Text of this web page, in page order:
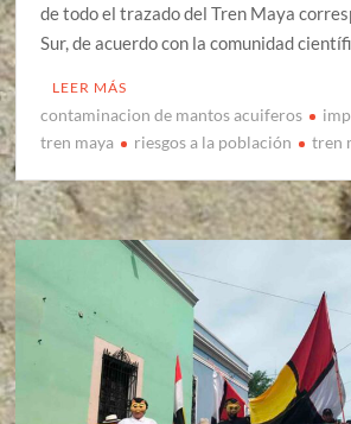
de todo el trazado del Tren Maya
Sur, de acuerdo con la comunidad
LEER MÁS
contaminacion de mantos acuiferos
tren maya
riesgos a la población tren